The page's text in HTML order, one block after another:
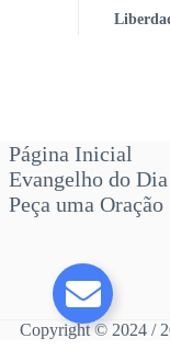
Página Inicial
Evangelho do Dia
Peça uma Oração
Copyright © 2024 /